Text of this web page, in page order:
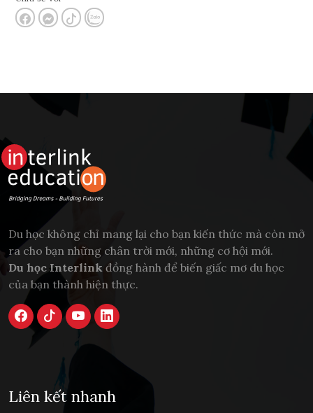
Du học không chỉ mang lại cho bạn kiến thức mà còn mở
ra cho bạn những chân trời mới, những cơ hội mới.
Du học Interlink đồng hành để biến giấc mơ du học
của bạn thành hiện thực.
Liên kết nhanh